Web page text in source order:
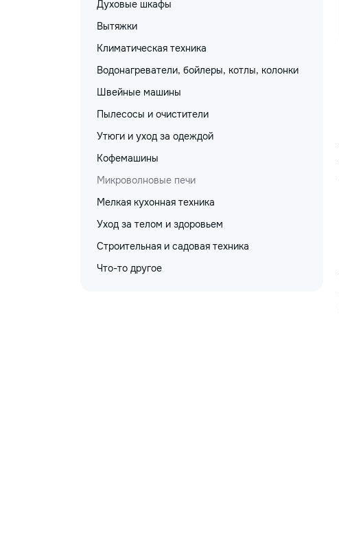
Духовые шкафы
Вытяжки
Климатическая техника
Водонагреватели, бойлеры, котлы, колонки
Швейные машины
Пылесосы и очистители
Утюги и уход за одеждой
Кофемашины
Микроволновые печи
Мелкая кухонная техника
Уход за телом и здоровьем
Строительная и садовая техника
Что-то другое